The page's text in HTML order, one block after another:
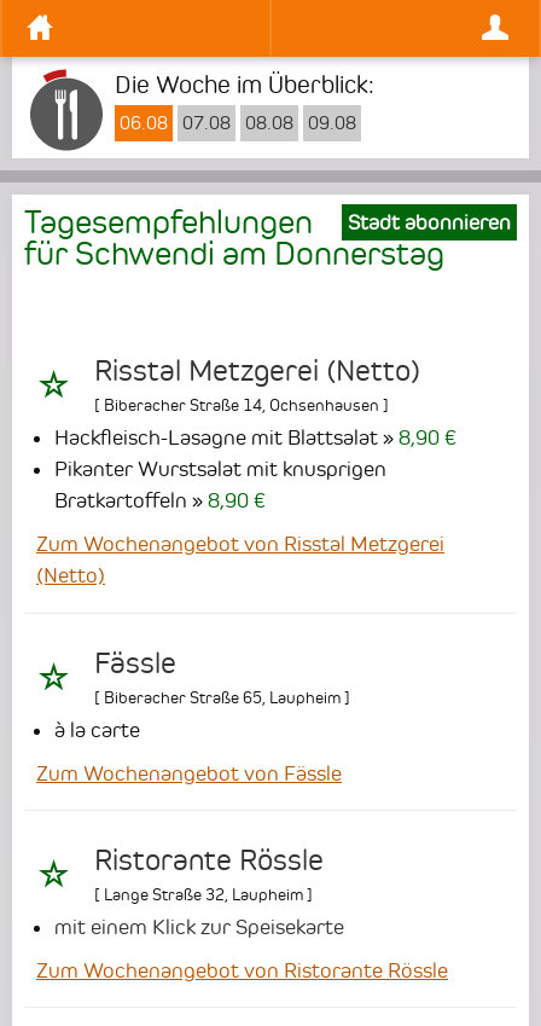
Die Woche im Überblick:
06.08 07.08 08.08 09.08
Stadt abonnieren
Tagesempfehlungen
für Schwendi am Donnerstag
Risstal Metzgerei (Netto)
[ Biberacher Straße 14, Ochsenhausen ]
Hackfleisch-Lasagne mit Blattsalat
8,90 €
Pikanter Wurstsalat mit knusprigen
Bratkartoffeln
8,90 €
Zum Wochenangebot von Risstal Metzgerei
(Netto)
Fässle
[ Biberacher Straße 65 Laupheim]
à la carte
Zum Wochenangebot von Fässle
Ristorante Rössle
[ Lange Straße 32 Laupheim]
mit einem Klick zur Speisekarte
Zum Wochenangebot von Ristorante Rössle